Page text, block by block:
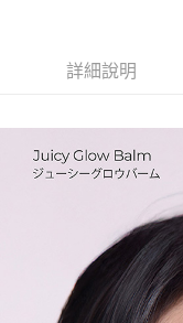
易，需依本服務之必要範
權轉讓予恩沛科技股份有
「AFTEE先享後付」，
任。
４．使用「AFTEE先享後
時審查核予不同之上限額
請求用戶進行身份認證。
５．嚴禁一人註冊多個帳
恩沛科技股份有限公司將
付款後7-11取貨
宅配(本島)
每筆NT$100，滿
付款後寶雅門市自取(
每筆NT$80，滿
詳細說明